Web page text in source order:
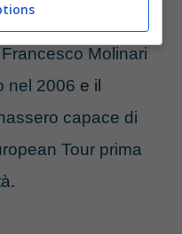
Francesco Molinari
nel 2006 e il
capace di
Tour prima
.